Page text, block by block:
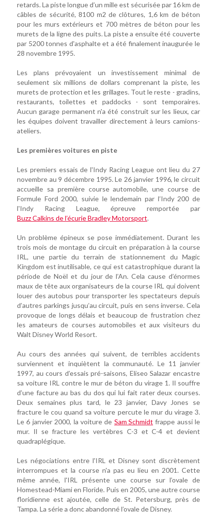
retards. La piste longue d’un mille est sécurisée par 16 km de
câbles de sécurité, 8100 m2 de clôtures, 1,6 km de béton
pour les murs extérieurs et 700 mètres de béton pour les
murets de la ligne des puits. La piste a ensuite été couverte
par 5200 tonnes d'asphalte et a été finalement inaugurée le
28 novembre 1995.
Les plans prévoyaient un investissement minimal de
seulement six millions de dollars comprenant la piste, les
murets de protection et les grillages. Tout le reste - gradins,
restaurants, toilettes et paddocks - sont temporaires.
Aucun garage permanent n'a été construit sur les lieux, car
les équipes doivent travailler directement à leurs camions-
ateliers.
Les premières voitures en piste
Les premiers essais de l'Indy Racing League ont lieu du 27
novembre au 9 décembre 1995. Le 26 janvier 1996, le circuit
accueille sa première course automobile, une course de
Formule Ford 2000, suivie le lendemain par l’Indy 200 de
l'Indy Racing League, épreuve remportée par
Buzz Calkins de l’écurie Bradley Motorsport.
Un problème épineux se pose immédiatement. Durant les
trois mois de montage du circuit en préparation à la course
IRL, une partie du terrain de stationnement du Magic
Kingdom est inutilisable, ce qui est catastrophique durant la
période de Noël et du jour de l’An. Cela cause d’énormes
maux de tête aux organisateurs de la course IRL qui doivent
louer des autobus pour transporter les spectateurs depuis
d’autres parkings jusqu’au circuit, puis en sens inverse. Cela
provoque de longs délais et beaucoup de frustration chez
les amateurs de courses automobiles et aux visiteurs du
Walt Disney World Resort.
Au cours des années qui suivent, de terribles accidents
surviennent et inquiètent la communauté. Le 11 janvier
1997, au cours d’essais pré-saisons, Eliseo Salazar encastre
sa voiture IRL contre le mur de béton du virage 1. Il souffre
d’une facture au bas du dos qui lui fait rater deux courses.
Deux semaines plus tard, le 23 janvier, Davy Jones se
fracture le cou quand sa voiture percute le mur du virage 3.
Le 6 janvier 2000, la voiture de Sam Schmidt frappe aussi le
mur. Il se fracture les vertèbres C-3 et C-4 et devient
quadraplégique.
Les négociations entre l'IRL et Disney sont discrètement
interrompues et la course n'a pas eu lieu en 2001. Cette
même année, l'IRL présente une course sur l’ovale de
Homestead-Miami en Floride. Puis en 2005, une autre course
floridienne est ajoutée, celle de St. Petersburg, près de
Tampa. La série a donc abandonné l’ovale de Disney.